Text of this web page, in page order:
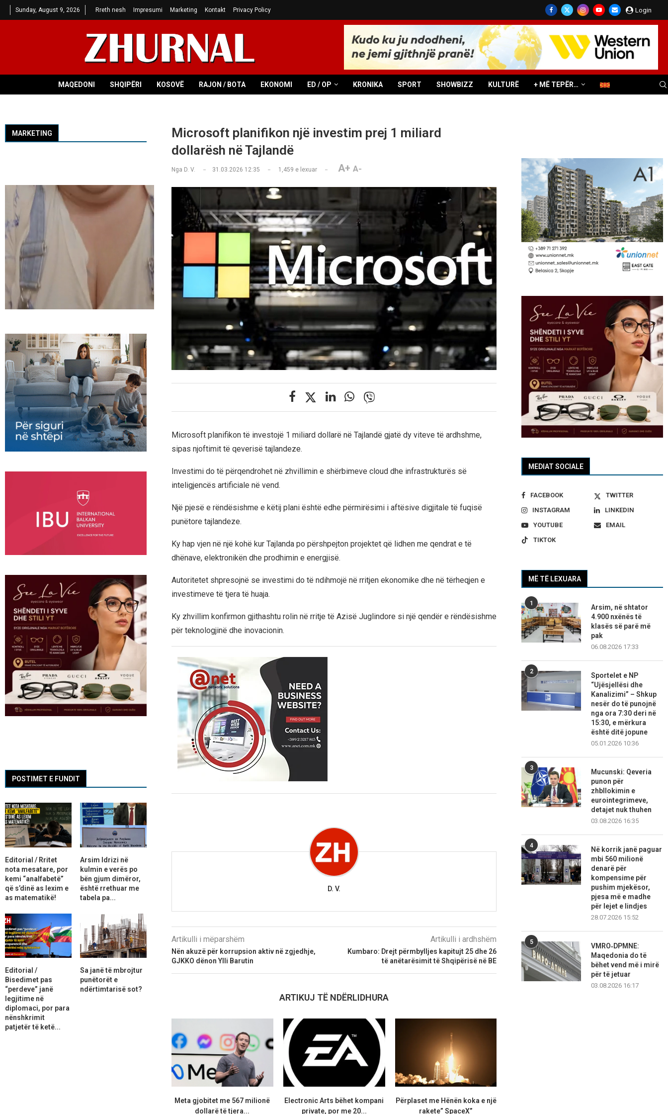
Sunday, August 9, 2026 Rreth nesh Impresumi Marketing Kontakt Privacy Policy Login
MAQEDONI SHQIPËRI KOSOVË RAJON / BOTA EKONOMI ED / OP KRONIKA SPORT SHOWBIZZ KULTURË + MË TEPËR…
Microsoft planifikon një investim prej 1 miliard
dollarësh në Tajlandë
Nga D. V. 31.03.2026 12:35 1,459 e lexuar A+ A-
Microsoft planifikon të investojë 1 miliard dollarë në Tajlandë gjatë dy viteve të ardhshme,
sipas njoftimit të qeverisë tajlandeze.
Investimi do të përqendrohet në zhvillimin e shërbimeve cloud dhe infrastrukturës së
inteligjencës artificiale në vend.
Një pjesë e rëndësishme e këtij plani është edhe përmirësimi i aftësive digjitale të fuqisë
punëtore tajlandeze.
Ky hap vjen në një kohë kur Tajlanda po përshpejton projektet që lidhen me qendrat e të
dhënave, elektronikën dhe prodhimin e energjisë.
Autoritetet shpresojnë se investimi do të ndihmojë në rritjen ekonomike dhe në tërheqjen e
investimeve të tjera të huaja.
Ky zhvillim konfirmon gjithashtu rolin në rritje të Azisë Juglindore si një qendër e rëndësishme
për teknologjinë dhe inovacionin.
D. V.
Artikulli i mëparshëm
Nën akuzë për korrupsion aktiv në zgjedhje,
GJKKO dënon Ylli Barutin
Artikulli i ardhshëm
Kumbaro: Drejt përmbylljes kapitujt 25 dhe 26
të anëtarësimit të Shqipërisë në BE
ARTIKUJ TË NDËRLIDHURA
Meta gjobitet me 567 milionë
dollarë të tjera...
Electronic Arts bëhet kompani
private, por me 20...
Përplaset me Hënën koka e një
rakete” SpaceX”
MEDIAT SOCIALE
FACEBOOK
TWITTER
INSTAGRAM
LINKEDIN
YOUTUBE
EMAIL
TIKTOK
MË TË LEXUARA
1
Arsim, në shtator
4.900 nxënës të
klasës së parë më
pak
06.08.2026 17:33
2
Sportelet e NP
“Ujësjellësi dhe
Kanalizimi” – Shkup
nesër do të punojnë
nga ora 7:30 deri në
15:30, e mërkura
është ditë jopune
05.01.2026 10:36
3
Mucunski: Qeveria
punon për
zhbllokimin e
eurointegrimeve,
detajet nuk thuhen
03.08.2026 16:35
4
Në korrik janë paguar
mbi 560 milionë
denarë për
kompensime për
pushim mjekësor,
pjesa më e madhe
për lejet e lindjes
28.07.2026 15:52
5
VMRO‑DPMNE:
Maqedonia do të
bëhet vend më i mirë
për të jetuar
03.08.2026 16:17
MARKETING
POSTIMET E FUNDIT
Editorial / Rritet
nota mesatare, por
kemi “analfabetë”
që s’dinë as lexim e
as matematikë!
Arsim Idrizi në
kulmin e verës po
bën gjum dimëror,
është rrethuar me
tabela pa...
Editorial /
Bisedimet pas
“perdeve” janë
legjitime në
diplomaci, por para
nënshkrimit
patjetër të ketë...
Sa janë të mbrojtur
punëtorët e
ndërtimtarisë sot?